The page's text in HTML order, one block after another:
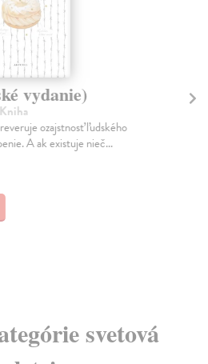
vydanie)
ozajstnosť ľudského
A ak existuje nieč...
svetová